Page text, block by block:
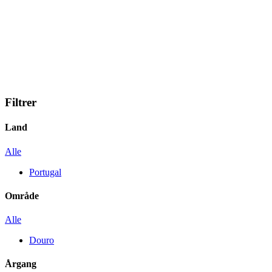
Filtrer
Land
Alle
Portugal
Område
Alle
Douro
Årgang